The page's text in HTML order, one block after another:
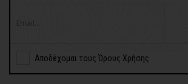
Αποδέχομαι τους Όρους Χρήσης